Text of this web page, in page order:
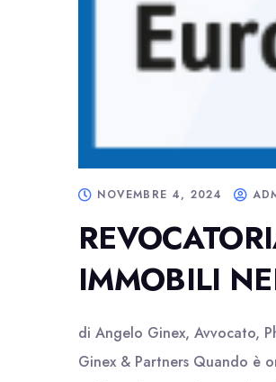
NOVEMBRE 4, 2024
IMMOBILI
di Angelo Ginex, Avvocato,
Ginex & Partners Quando è